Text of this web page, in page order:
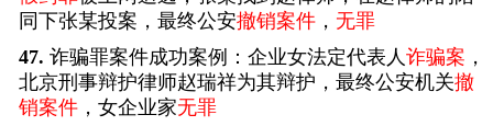
同下张某投案，最终公安撤销案件 ， 无罪
47. 诈骗罪案件成功案例：企业女法定代表人诈骗案 ，
北京刑事辩护律师赵瑞祥为其辩护，最终公安机关撤
销案件 ，女企业家无罪